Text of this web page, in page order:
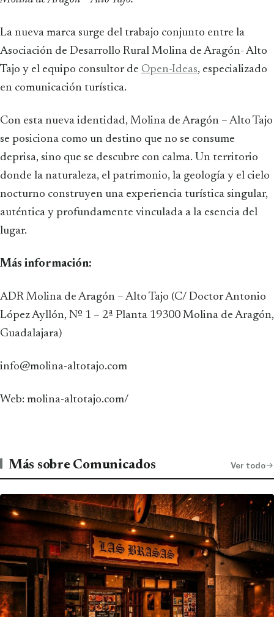
La nueva marca surge del trabajo conjunto entre la
Asociación de Desarrollo Rural Molina de Aragón- Alto
Tajo y el equipo consultor de Open-Ideas, especializado
en comunicación turística.
Con esta nueva identidad, Molina de Aragón – Alto Tajo
se posiciona como un destino que no se consume
deprisa, sino que se descubre con calma. Un territorio
donde la naturaleza, el patrimonio, la geología y el cielo
nocturno construyen una experiencia turística singular,
auténtica y profundamente vinculada a la esencia del
lugar.
Más información:
ADR Molina de Aragón – Alto Tajo (C/ Doctor Antonio
López Ayllón, Nº 1 – 2ª Planta 19300 Molina de Aragón,
Guadalajara)
info@molina-altotajo.com
Web: molina-altotajo.com/
Más sobre Comunicados Ver todo